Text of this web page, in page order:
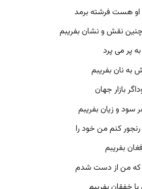
هست فرشته برمد
نقش و نشان بفریبم
پر می پرد
به نان بفریبم
بازار جهان
سود و زیان بفریبم
کنم من خود را
بفریبم
که من از دست شدم